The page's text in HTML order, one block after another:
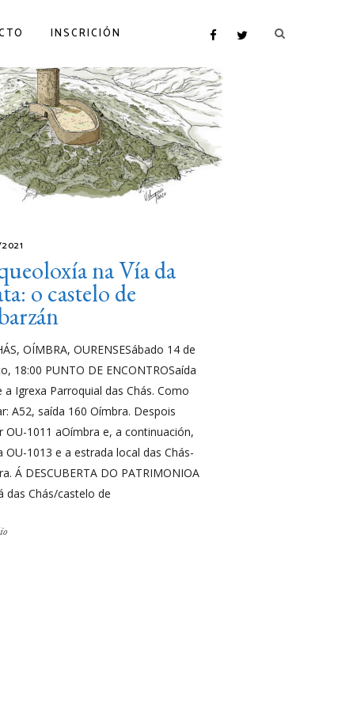
INSCRICIÓN
na Vía da
o castelo de
OÍMBRA, OURENSESábado 14 de
18:00 PUNTO DE ENCONTROSaída
a Igrexa Parroquial das Chás. Como
A52, saída 160 Oímbra. Despois
OU-1011 aOímbra e, a continuación,
OU-1013 e a estrada local das Chás-
Á DESCUBERTA DO PATRIMONIOA
das Chás/castelo de